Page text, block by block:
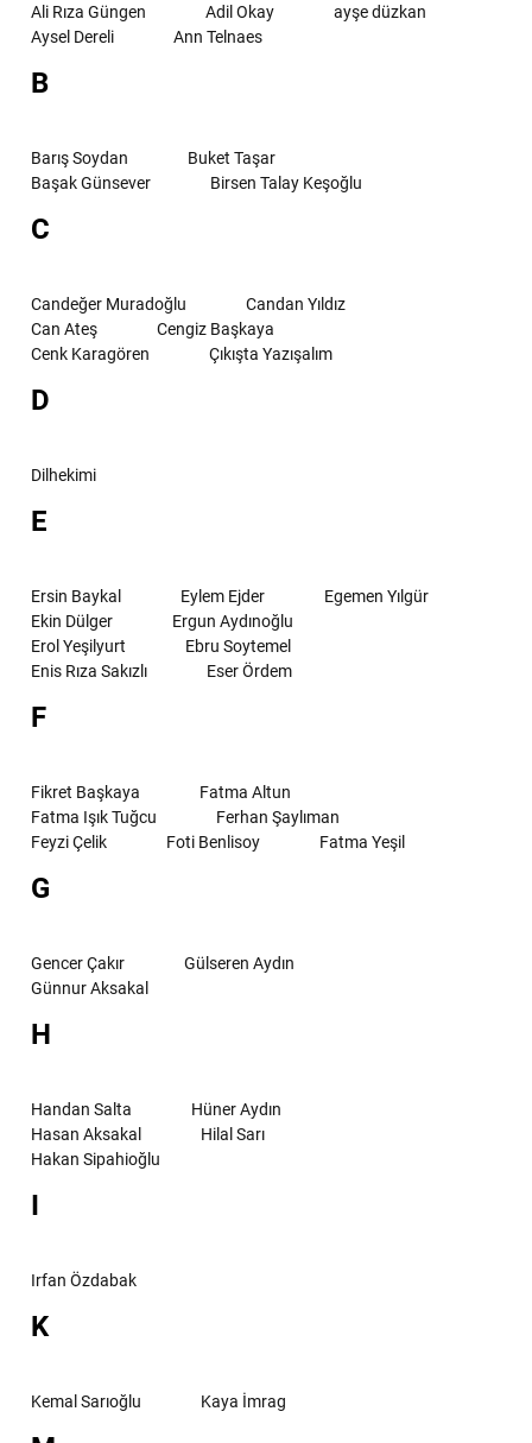
Ali Rıza Güngen
Adil Okay
ayşe düzkan
Aysel Dereli
Ann Telnaes
B
Barış Soydan
Buket Taşar
Başak Günsever
Birsen Talay Keşoğlu
C
Candeğer Muradoğlu
Candan Yıldız
Can Ateş
Cengiz Başkaya
Cenk Karagören
Çıkışta Yazışalım
D
Dilhekimi
E
Ersin Baykal Eylem Ejder
Egemen Yılgür
Ekin Dülger
Ergun Aydınoğlu
Erol Yeşilyurt
Ebru Soytemel
Enis Rıza Sakızlı
Eser Ördem
F
Fikret Başkaya
Fatma Altun
Fatma Işık Tuğcu
Ferhan Şaylıman
Feyzi Çelik
Foti Benlisoy Fatma Yeşil
G
Gencer Çakır
Gülseren Aydın
Günnur Aksakal
H
Handan Salta
Hüner Aydın
Hasan Aksakal
Hilal Sarı
Hakan Sipahioğlu
I
Irfan Özdabak
K
Kemal Sarıoğlu Kaya İmrag